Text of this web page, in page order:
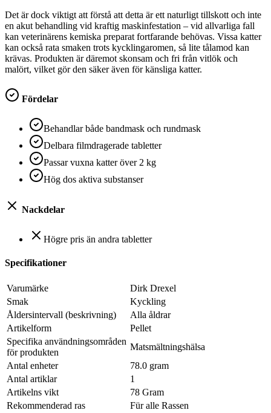
Det är dock viktigt att förstå att detta är ett naturligt tillskott och inte
en akut behandling vid kraftig maskinfestation – vid allvarliga fall
kan veterinärens kemiska preparat fortfarande behövas. Vissa katter
kan också rata smaken trots kycklingaromen, så lite tålamod kan
krävas. Produkten är däremot skonsam och fri från vitlök och
malört, vilket gör den säker även för känsliga katter.
Fördelar
Behandlar både bandmask och rundmask
Delbara filmdragerade tabletter
Passar vuxna katter över 2 kg
Hög dos aktiva substanser
Nackdelar
Högre pris än andra tabletter
Specifikationer
Varumärke
Dirk Drexel
Smak
Kyckling
Åldersintervall (beskrivning)
Alla åldrar
Artikelform
Pellet
Specifika användningsområden
för produkten
Matsmältningshälsa
Antal enheter
78.0 gram
Antal artiklar
1
Artikelns vikt
78 Gram
Rekommenderad ras
Für alle Rassen